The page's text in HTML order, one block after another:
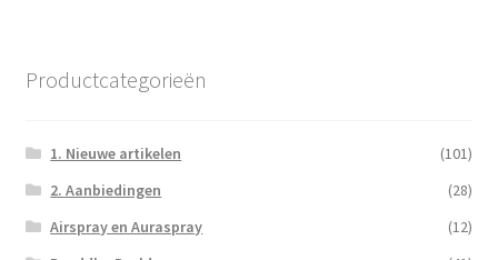
Productcategorieën
1. Nieuwe artikelen
(101)
2. Aanbiedingen
(28)
Airspray en Auraspray
(12)